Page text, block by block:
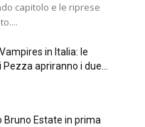
capitolo e le riprese
in Italia: le
Pezza apriranno i due...
Bruno Estate in prima